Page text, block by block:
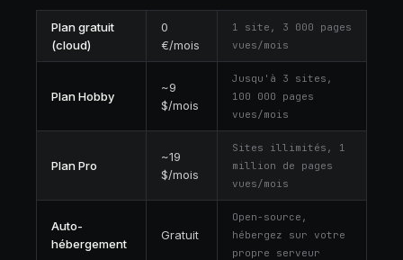
Plan gratuit
(cloud)
0
€/mois
1 site, 3 000 pages
vues/mois
Plan Hobby
~9
$/mois
Jusqu'à 3 sites,
100 000 pages
vues/mois
Plan Pro
~19
$/mois
Sites illimités, 1
million de pages
vues/mois
Auto-
hébergement
Gratuit
Open-source,
hébergez sur votre
propre serveur